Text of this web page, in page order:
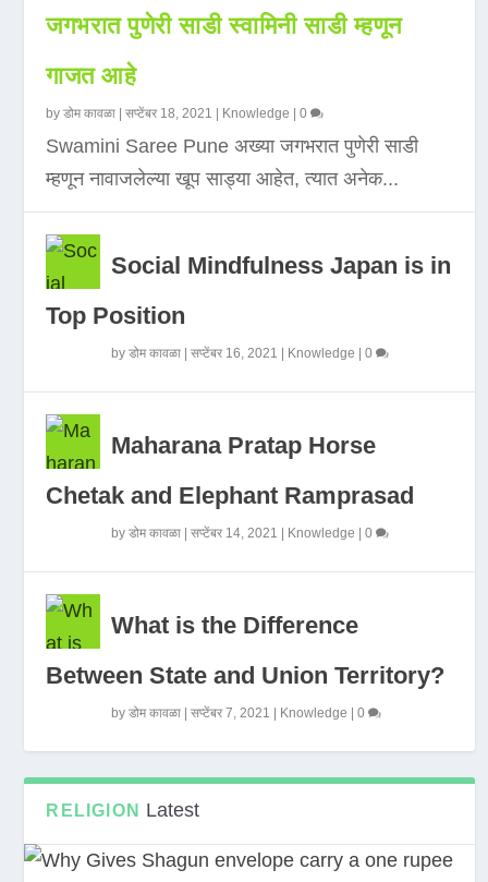
जगभरात पुणेरी साडी स्वामिनी साडी म्हणून
गाजत आहे
byडोम कावळा |सप्टेंबर 18, 2021 Knowledge |0
Swamini Saree Pune अख्या जगभरात पुणेरी साडी
म्हणून नावाजलेल्या खूप साड्या आहेत, त्यात अनेक...
Social Mindfulness Japan is in
Top Position
byडोम कावळा |सप्टेंबर 16, 2021 Knowledge |0
Maharana Pratap Horse
Chetak and Elephant Ramprasad
byडोम कावळा |सप्टेंबर 14, 2021 Knowledge |0
What is the Difference
Between State and Union Territory?
byडोम कावळा |सप्टेंबर 7, 2021 Knowledge |0
RELIGION Latest